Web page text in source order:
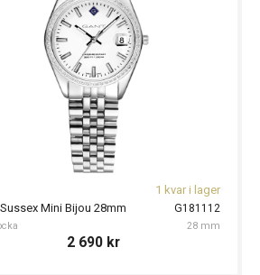
G181112
28 mm
Mini Bijou 28mm
1 kvar i lager
2 690 kr